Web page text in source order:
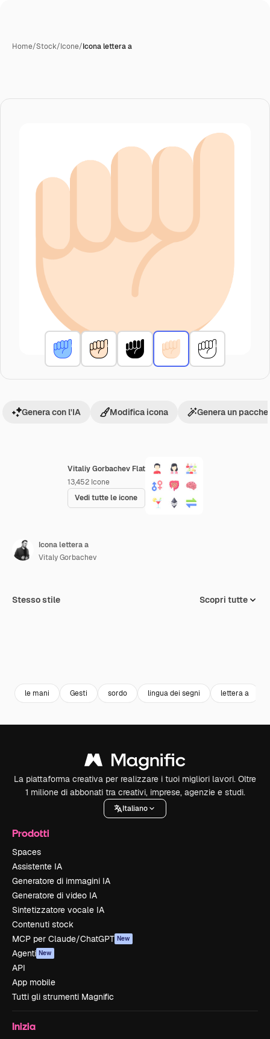
Home/Stock/Icone/Icona lettera a
Vitaliy Gorbachev Flat
13,452 Icone
Vedi tutte le icone
Genera con l'IA Modifica icona Genera un
Icona lettera a
Vitaly Gorbachev
Stesso stile Scopri tutte
le mani Gesti sordo lingua dei segni lettera a
La piattaforma creativa per realizzare i tuoi migliori lavori. Oltre
1 milione di abbonati tra creativi, imprese, agenzie e studi.
Italiano
Prodotti
Spaces
Assistente IA
Generatore di immagini IA
Generatore di video IA
Sintetizzatore vocale IA
Contenuti stock
MCP per Claude/ChatGPT New
Agenti New
API
App mobile
Tutti gli strumenti Magnific
Inizia